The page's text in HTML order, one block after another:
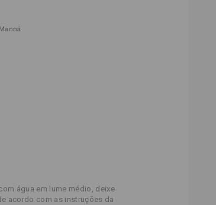
água em lume médio, deixe
acordo com as instruções da